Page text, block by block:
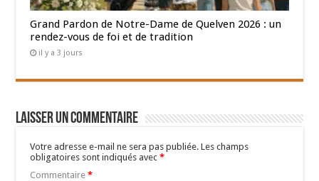
Grand Pardon de Notre-Dame de Quelven 2026 : un
rendez-vous de foi et de tradition
il y a 3 jours
Laisser un commentaire
Votre adresse e-mail ne sera pas publiée. Les champs
obligatoires sont indiqués avec*
Commentaire*